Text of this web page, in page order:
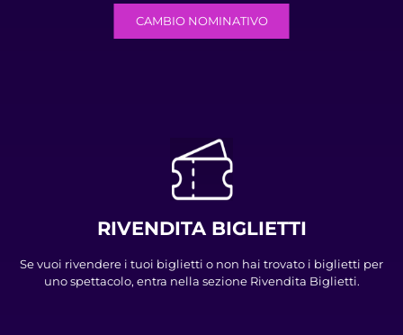
CAMBIO NOMINATIVO
RIVENDITA BIGLIETTI
Se vuoi rivendere i tuoi biglietti o non hai trovato i biglietti per
uno spettacolo, entra nella sezione Rivendita Biglietti.